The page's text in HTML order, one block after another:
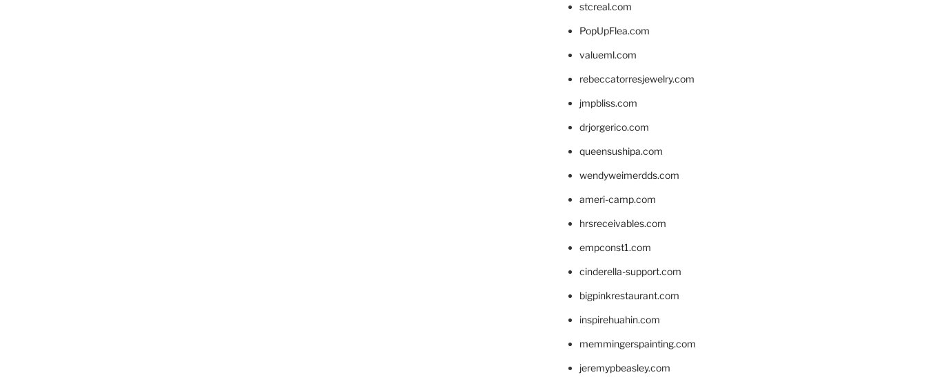
stcreal.com
PopUpFlea.com
valueml.com
rebeccatorresjewelry.com
jmpbliss.com
drjorgerico.com
queensushipa.com
wendyweimerdds.com
ameri-camp.com
hrsreceivables.com
empconst1.com
cinderella-support.com
bigpinkrestaurant.com
inspirehuahin.com
memmingerspainting.com
jeremypbeasley.com